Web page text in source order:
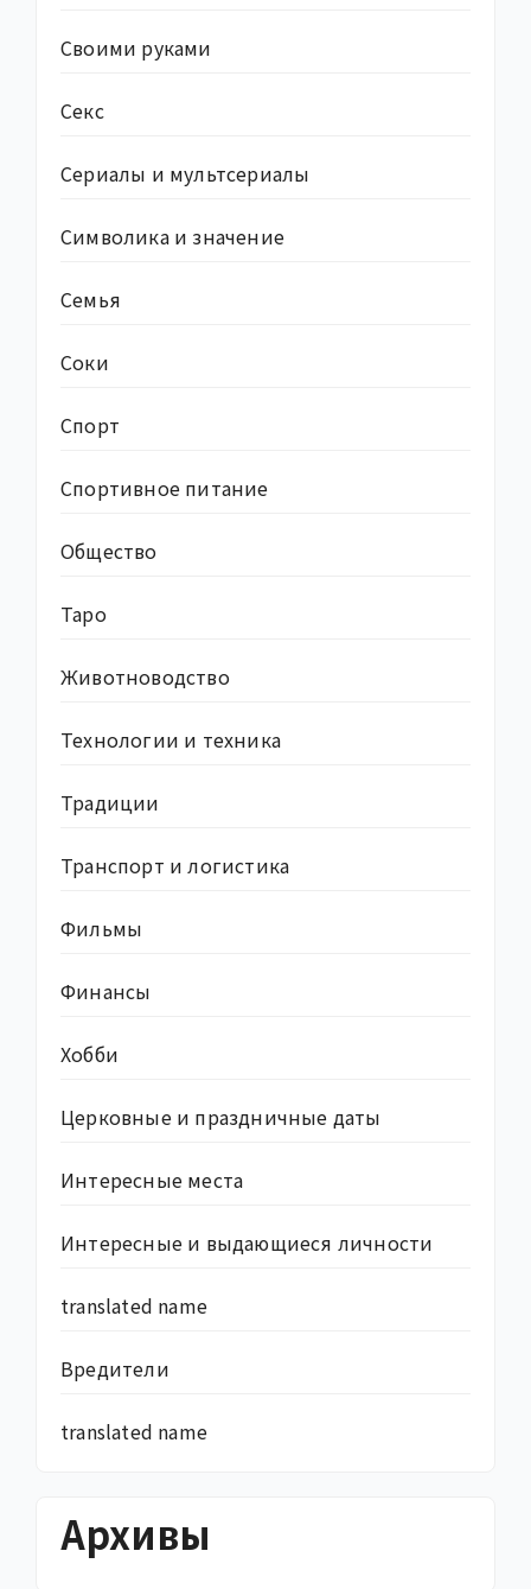
Своими руками
Секс
Сериалы и мультсериалы
Символика и значение
Семья
Соки
Спорт
Спортивное питание
Общество
Таро
Животноводство
Технологии и техника
Традиции
Транспорт и логистика
Фильмы
Финансы
Хобби
Церковные и праздничные даты
Интересные места
Интересные и выдающиеся личности
translated name
Вредители
translated name
Архивы